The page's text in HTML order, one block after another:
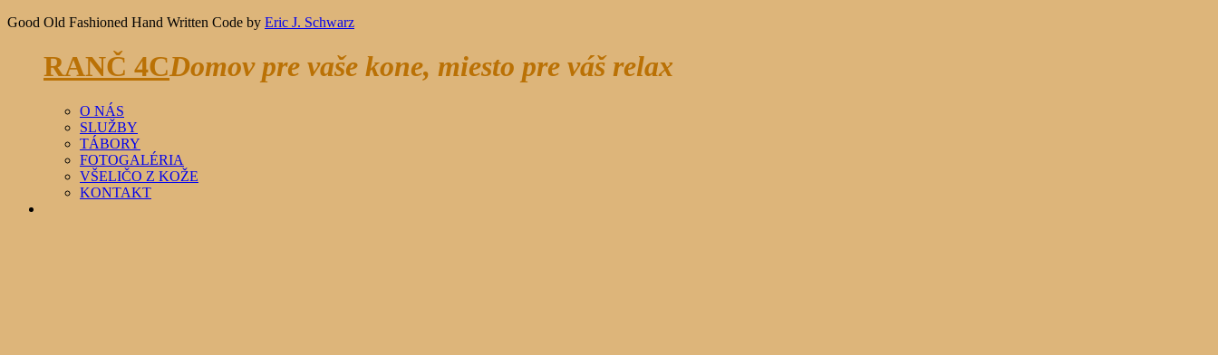
Good Old Fashioned Hand Written Code by Eric J. Schwarz
RANČ 4CDomov pre vaše kone, miesto pre váš relax
O NÁS
SLUŽBY
TÁBORY
FOTOGALÉRIA
VŠELIČO Z KOŽE
KONTAKT